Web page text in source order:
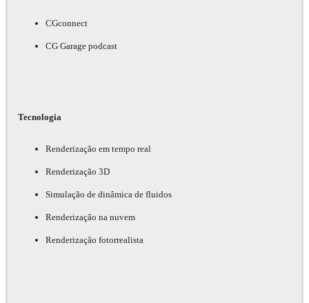
CGconnect
CG Garage podcast
Tecnologia
Renderização em tempo real
Renderização 3D
Simulação de dinâmica de fluidos
Renderização na nuvem
Renderização fotorrealista